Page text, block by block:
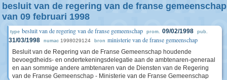
besluit van de regering van de franse gemeenschap
van 09 februari 1998
type besluit van de regering van de franse gemeenschap prom. 09/02/1998 pub.
31/03/1998 numac 1998029124 bron ministerie van de franse gemeenschap
Besluit van de Regering van de Franse Gemeenschap houdende
bevoegdheids- en ondertekeningsdelegatie aan de ambtenaren-generaal
en aan sommige andere ambtenaren van de Diensten van de Regering
van de Franse Gemeenschap - Ministerie van de Franse Gemeenschap